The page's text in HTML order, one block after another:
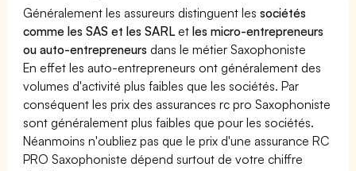
Généralement les assureurs distinguent lessociétés
comme les SAS et les SARL etles micro-entrepreneurs
ou auto-entrepreneurs dans le métier Saxophoniste
En effet les auto-entrepreneurs ont généralement des
volumes d'activité plus faibles que les sociétés. Par
conséquent les prix des assurances rc pro Saxophoniste
sont généralement plus faibles que pour les sociétés.
Néanmoins n'oubliez pas que le prix d'une assurance RC
PRO Saxophoniste dépend surtout de votre chiffre